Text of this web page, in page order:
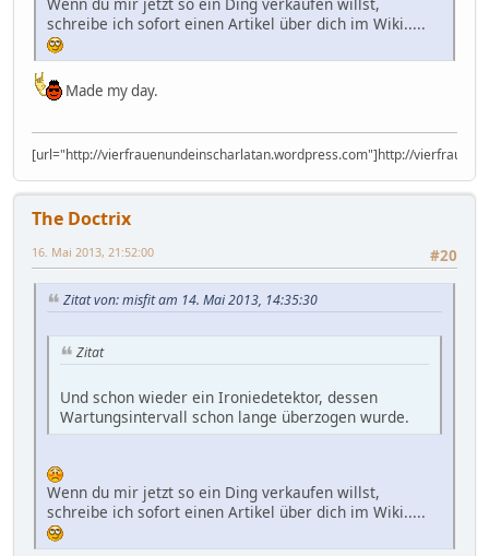
schreibe ich sofort einen Artikel über dich im Wiki.....
Made my day.
[url="http://vierfrauenundeinscharlatan.wordpress.com"]http://
The Doctrix
#20
16. Mai 2013, 21:52:00
Zitat von: misfit am 14. Mai 2013, 14:35:30
Zitat
Und schon wieder ein Ironiedetektor, dessen
Wartungsintervall schon lange überzogen wurde.
Wenn du mir jetzt so ein Ding verkaufen willst,
schreibe ich sofort einen Artikel über dich im Wiki.....